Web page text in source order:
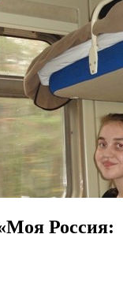
Россия: